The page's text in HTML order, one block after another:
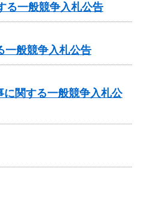
る一般競争入札公告
般競争入札公告
関する一般競争入札公